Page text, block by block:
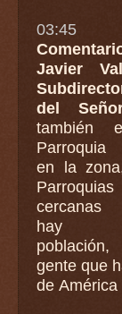
03:45
Javier
del
también
Parroquia
en la
Parroquias
cercanas
hay
gente que
de América